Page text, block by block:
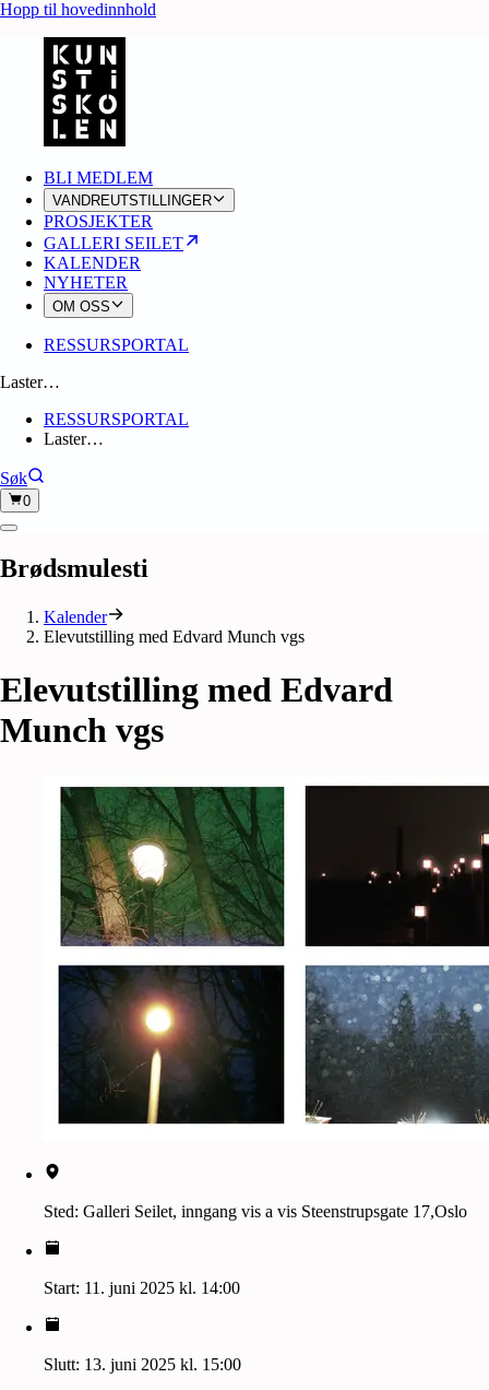
Hopp til hovedinnhold
BLI MEDLEM
VANDREUTSTILLINGER
PROSJEKTER
GALLERI SEILET
KALENDER
NYHETER
OM OSS
RESSURSPORTAL
Laster…
RESSURSPORTAL
Laster…
Søk
0
Brødsmulesti
Kalender
Elevutstilling med Edvard Munch vgs
Elevutstilling med Edvard
Munch vgs
Sted: Galleri Seilet, inngang vis a vis Steenstrupsgate 17,Oslo
Start: 11. juni 2025 kl. 14:00
Slutt: 13. juni 2025 kl. 15:00